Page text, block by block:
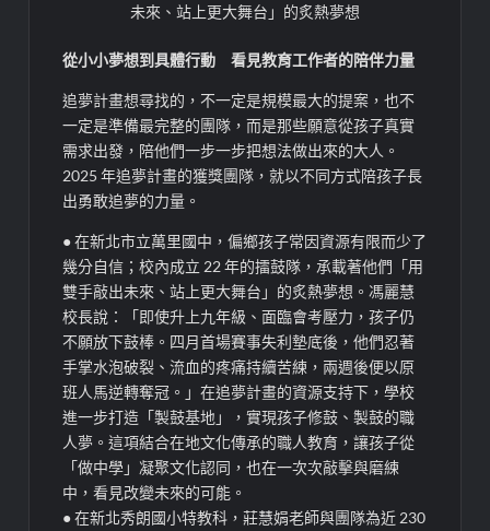
未來、站上更大舞台」的炙熱夢想
從小小夢想到具體行動 看見教育工作者的陪伴力量
追夢計畫想尋找的，不一定是規模最大的提案，也不
一定是準備最完整的團隊，而是那些願意從孩子真實
需求出發，陪他們一步一步把想法做出來的大人。
2025年追夢計畫的獲獎團隊，就以不同方式陪孩子長
出勇敢追夢的力量。
●在新北市立萬里國中，偏鄉孩子常因資源有限而少了
幾分自信；校內成立 22年的擂鼓隊，承載著他們「用
雙手敲出未來、站上更大舞台」的炙熱夢想。馮麗慧
校長說：「即使升上九年級、面臨會考壓力，孩子仍
不願放下鼓棒。四月首場賽事失利墊底後，他們忍著
手掌水泡破裂、流血的疼痛持續苦練，兩週後便以原
班人馬逆轉奪冠。」在追夢計畫的資源支持下，學校
進一步打造「製鼓基地」，實現孩子修鼓 、製鼓的職
人夢 。這項結合在地文化傳承的職人教育，讓孩子從
「做中學」凝聚文化認同，也在一次次敲擊與磨練
中，看見改變未來的可能。
●在新北秀朗國小特教科，莊慧娟老師與團隊為近 230